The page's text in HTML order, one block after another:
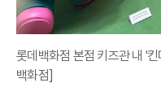
롯데백화점 본점 키즈관 내 '
백화점]